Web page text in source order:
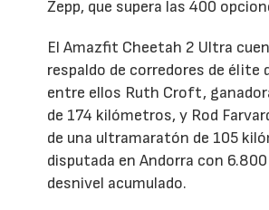
Zepp, que supera las 400
El Amazfit Cheetah 2 Ultra
respaldo de corredores de élite
entre ellos Ruth Croft,
de 174 kilómetros, y Rod
de una ultramaratón de 105
disputada en Andorra con
desnivel acumulado.